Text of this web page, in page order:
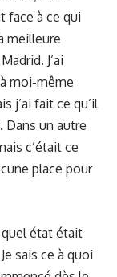
face à ce qui
meilleure
J’ai
moi-même
j’ai fait ce qu’il
Dans un autre
c’était ce
place pour
quel état était
sais ce à quoi